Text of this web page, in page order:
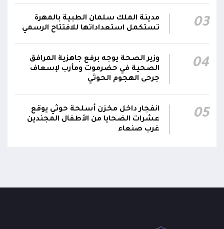
اللجنة الأمنية بحضرموت تدين هجوم مليشيا
الحوثي على القوات المسلحة وتؤكد استمرار
والاستقرار
23:05
جدد #المكتب_السياسي تمسكه بمواصلة النضال
واستعادة العاصمة صنعاء وإنهاء الانقلاب
03
مدينة الملك سلمان الطبية بالمهرة
تستكمل استعداداتها للافتتاح الرسمي
04
وزير الصحة يوجه برفع جاهزية المرافق
الصحية في حضرموت ومأرب لإسعاف
جرحى الهجوم الحوثي
05
انفجار داخل مخزن أسلحة حوثي يوقع
عشرات الضحايا من الأطفال المجندين
غرب صنعاء